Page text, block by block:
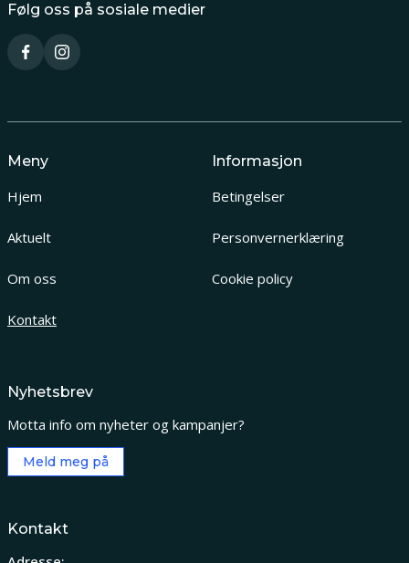
Følg oss på sosiale medier
Meny
Hjem
Aktuelt
Om oss
Kontakt
Informasjon
Betingelser
Personvernerklæring
Cookie policy
Nyhetsbrev
Motta info om nyheter og kampanjer?
Meld meg på
Kontakt